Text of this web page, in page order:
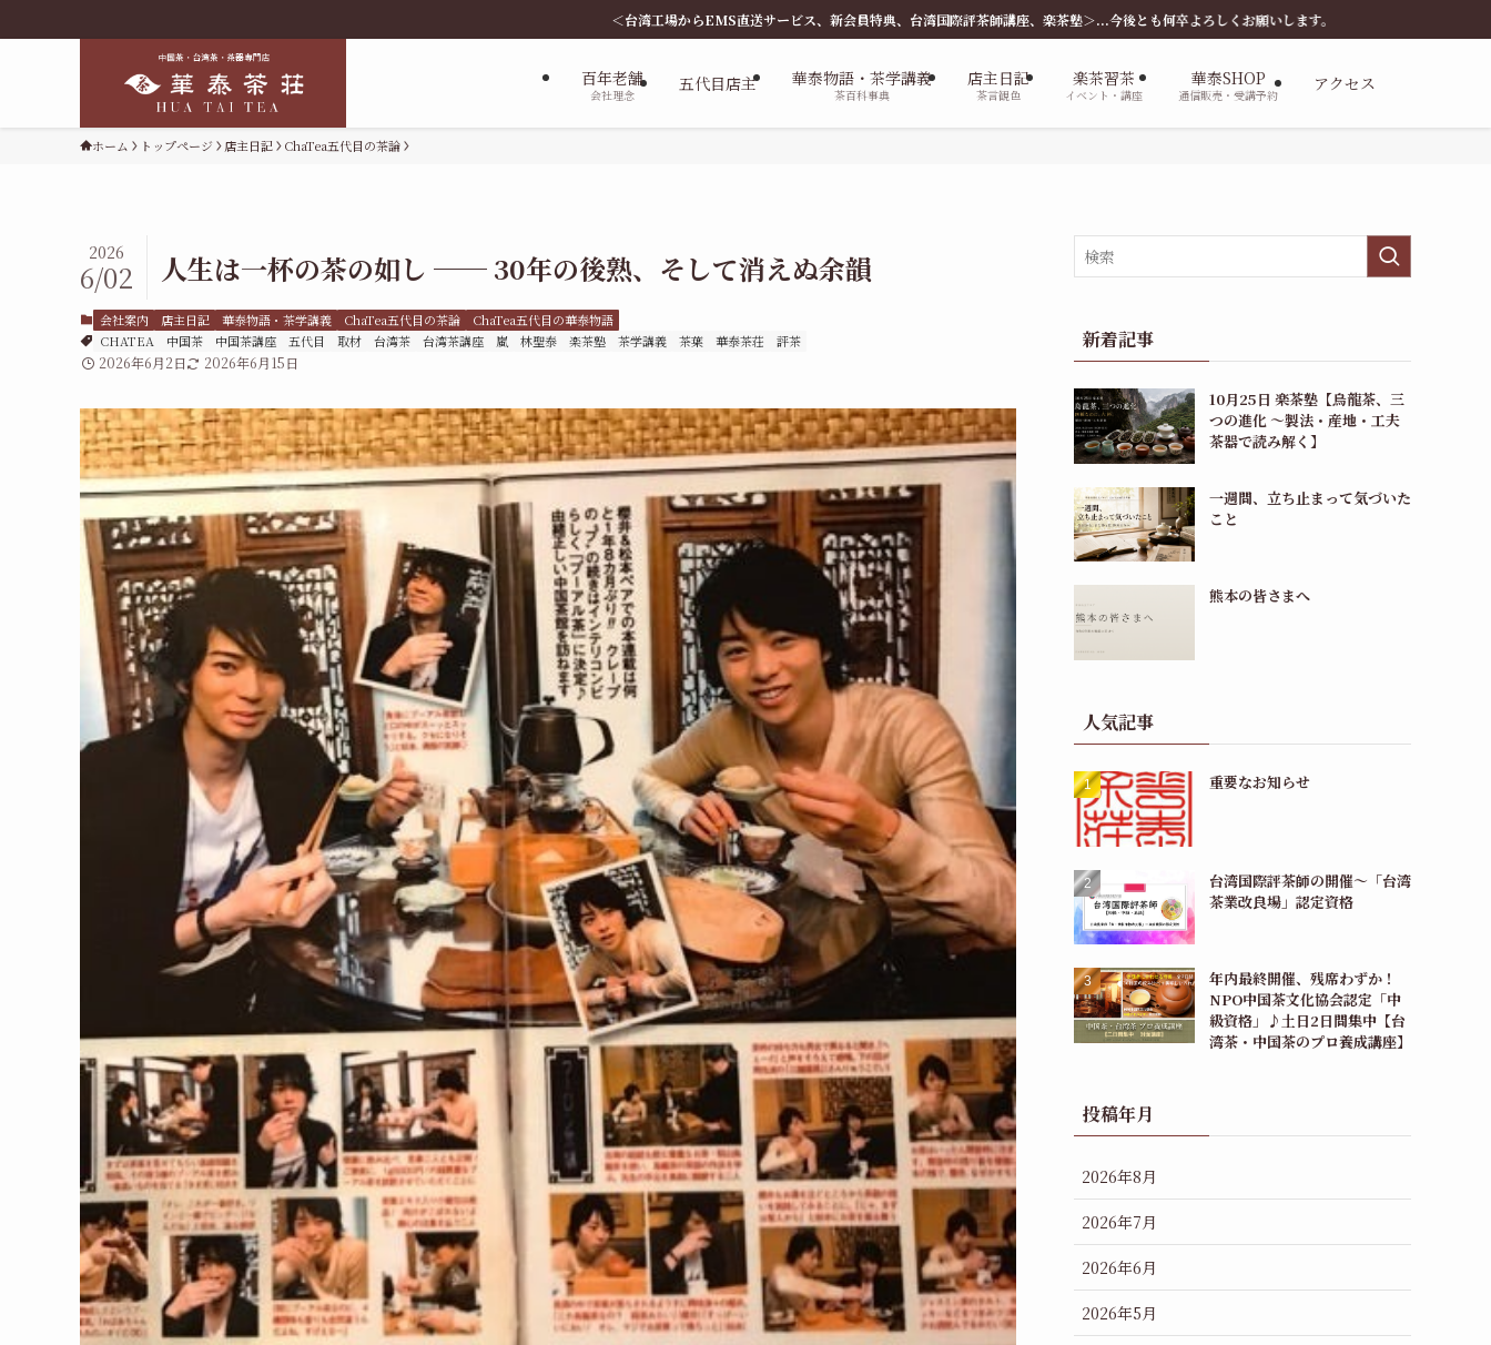
＜台湾工場からEMS直送サービス、新会員特典、台湾国際評茶師講座、楽茶塾＞...今後とも何卒よろしくお願いします。
百年老舗
会社理念
五代目店主 華泰物語・茶学講義
茶百科事典
店主日記
茶言観色
楽茶習茶
イベント・講座
華泰SHOP
通信販売・受講予約
アクセス
ホーム トップページ 店主日記 ChaTea五代目の茶論
人生は一杯の茶の如し ── 30年の後熟、そして消えぬ余韻
2026
6/02
会社案内 店主日記 華泰物語・茶学講義 ChaTea五代目の茶論
ChaTea五代目の華泰物語
CHATEA
中国茶 中国茶講座 五代目 取材 台湾茶 台湾茶講座 嵐 林聖泰 楽茶塾 茶学講義 茶葉 華泰茶荘 評茶
2026年6月2日 2026年6月15日
新着記事
10月25日 楽茶塾【烏龍茶、三
つの進化 〜製法・産地・工夫
茶器で読み解く】
一週間、立ち止まって気づいた
こと
熊本の皆さまへ
人気記事
重要なお知らせ
台湾国際評茶師の開催〜「台湾
茶業改良場」認定資格
年内最終開催、残席わずか！
NPO中国茶文化協会認定「中
級資格」♪土日2日間集中【台
湾茶・中国茶のプロ養成講座】
投稿年月
2026年8月
2026年7月
2026年6月
2026年5月